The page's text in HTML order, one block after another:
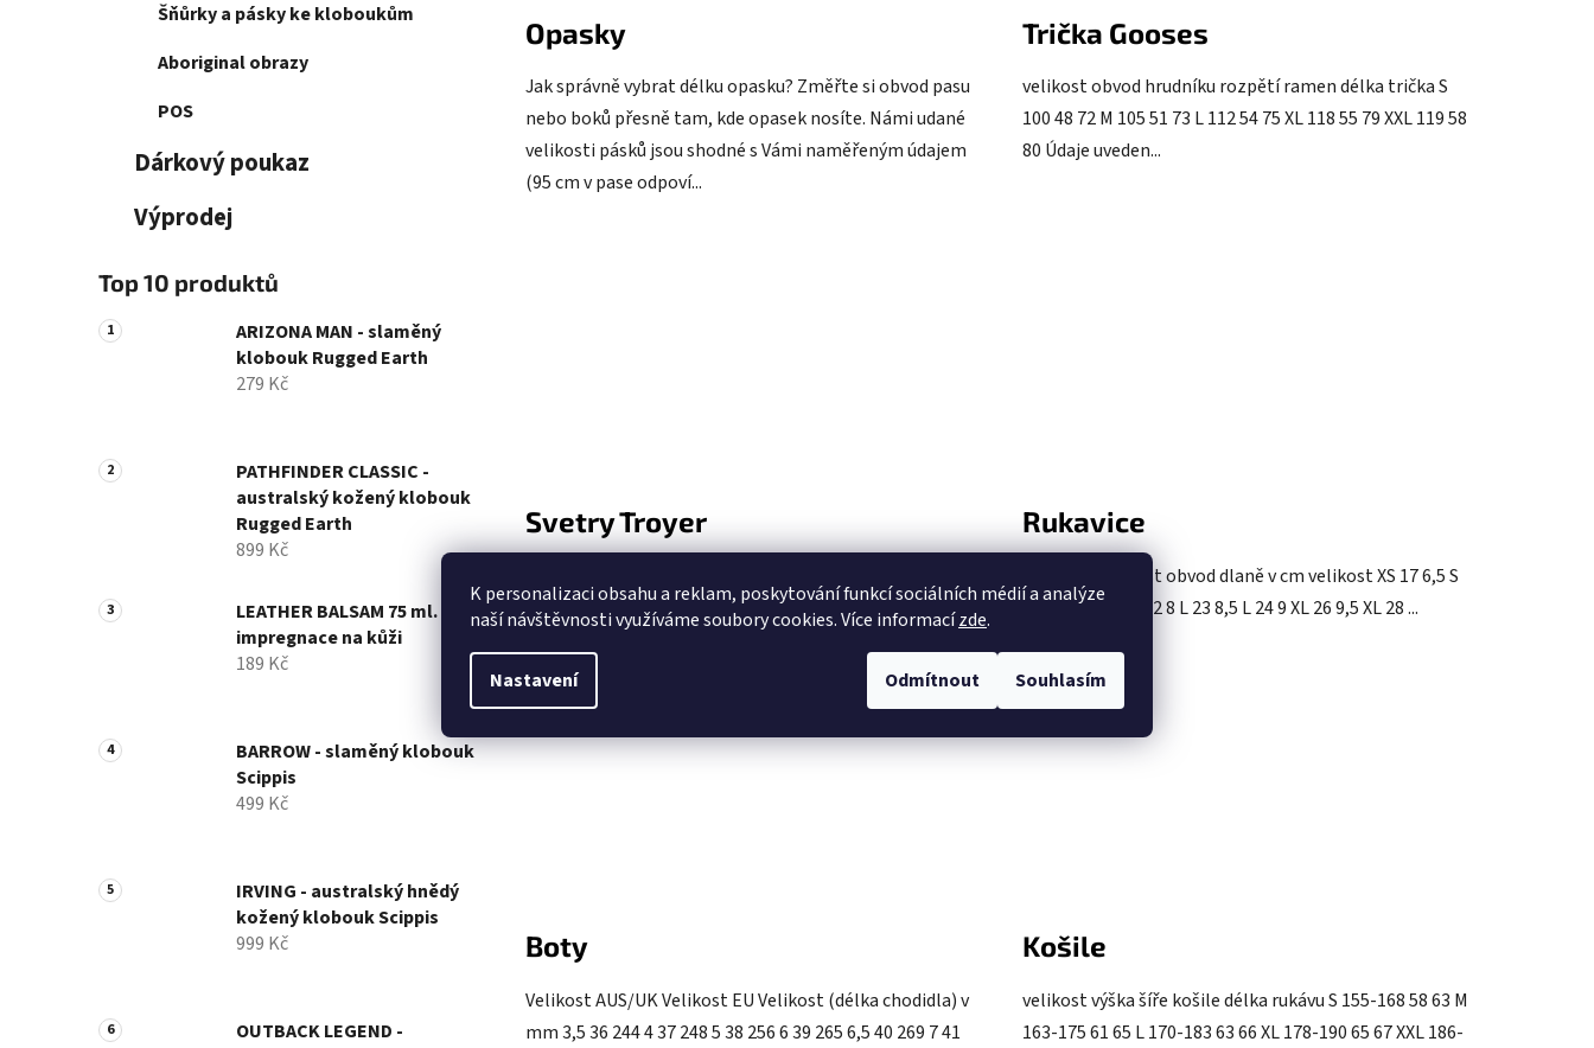
K personalizaci obsahu a reklam, poskytování funkcí sociálních médií a analýze
naší návštěvnosti využíváme soubory cookies. Více informacízde.
Nastavení Odmítnout Souhlasím
Šňůrky a pásky ke kloboukům
Aboriginal obrazy
POS
Dárkový poukaz
Výprodej
Top 10 produktů
ARIZONA MAN - slaměný
klobouk Rugged Earth
279 Kč
PATHFINDER CLASSIC -
australský kožený klobouk
Rugged Earth
899 Kč
LEATHER BALSAM 75 ml. -
impregnace na kůži
189 Kč
BARROW - slaměný klobouk
Scippis
499 Kč
IRVING - australský hnědý
kožený klobouk Scippis
999 Kč
OUTBACK LEGEND -
Opasky
Jak správně vybrat délku opasku? Změřte si obvod pasu
nebo boků přesně tam, kde opasek nosíte. Námi udané
velikosti pásků jsou shodné s Vámi naměřeným údajem
(95 cm v pase odpoví...
Trička Gooses
velikost obvod hrudníku rozpětí ramen délka trička S
100 48 72 M 105 51 73 L 112 54 75 XL 118 55 79 XXL 119 58
80 Údaje uveden...
Svetry Troyer
25 L 69 58 81 27 XL 73 62 84 29 XXL 77 67 88 31 1...
Rukavice
Rukavice velikost obvod dlaně v cm velikost XS 17 6,5 S
19 7 M 20 7,5 M 22 8 L 23 8,5 L 24 9 XL 26 9,5 XL 28 ...
Boty
Velikost AUS/UK Velikost EU Velikost (délka chodidla) v
mm 3,5 36 244 4 37 248 5 38 256 6 39 265 6,5 40 269 7 41
Košile
velikost výška šíře košile délka rukávu S 155-168 58 63 M
163-175 61 65 L 170-183 63 66 XL 178-190 65 67 XXL 186-